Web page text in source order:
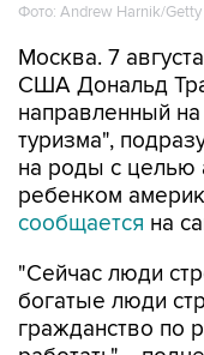
Фото: Andrew Harnik/Getty
Москва. 7
США Дональд
направленный
туризма",
на роды с целью
ребенком
сообщается на
"Сейчас люди
богатые люди
гражданство по